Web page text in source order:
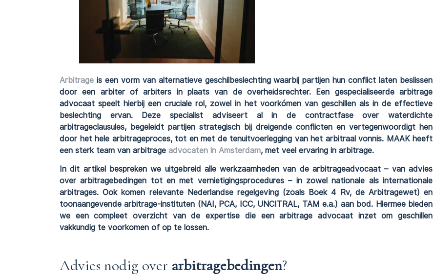
Arbitrage is een vorm van alternatieve geschilbeslechting waarbij partijen hun conflict laten beslissen
door een arbiter of arbiters in plaats van de overheidsrechter. Een gespecialiseerde arbitrage
advocaat speelt hierbij een cruciale rol, zowel in het voorkómen van geschillen als in de effectieve
beslechting ervan. Deze specialist adviseert al in de contractfase over waterdichte
arbitrageclausules, begeleidt partijen strategisch bij dreigende conflicten en vertegenwoordigt hen
door het hele arbitrageproces, tot en met de tenuitvoerlegging van het arbitraal vonnis. MAAK heeft
een sterk team van arbitrage advocaten in Amsterdam, met veel ervaring in arbitrage.
In dit artikel bespreken we uitgebreid alle werkzaamheden van de arbitrageadvocaat – van advies
over arbitragebedingen tot en met vernietigingsprocedures – in zowel nationale als internationale
arbitrages. Ook komen relevante Nederlandse regelgeving (zoals Boek 4 Rv, de Arbitragewet) en
toonaangevende arbitrage-instituten (NAI, PCA, ICC, UNCITRAL, TAM e.a.) aan bod. Hiermee bieden
we een compleet overzicht van de expertise die een arbitrage advocaat inzet om geschillen
vakkundig te voorkomen of op te lossen.
Advies nodig over arbitragebedingen?